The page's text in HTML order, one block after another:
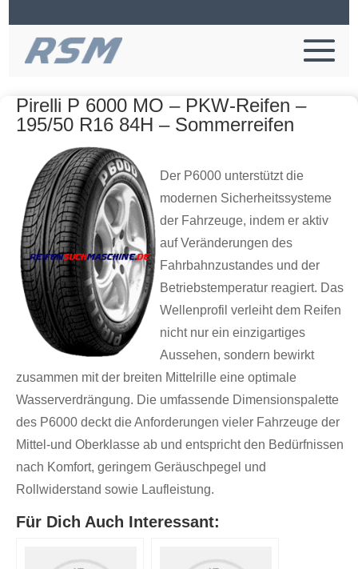
Pirelli P 6000 MO – PKW-Reifen –
195/50 R16 84H – Sommerreifen
Der P6000 unterstützt die
modernen Sicherheitssysteme
der Fahrzeuge, indem er aktiv
auf Veränderungen des
Fahrbahnzustandes und der
Betriebstemperatur reagiert. Das
Wellenprofil verleiht dem Reifen
nicht nur ein einzigartiges
Aussehen, sondern bewirkt
zusammen mit der breiten Mittelrille eine optimale
Wasserverdrängung. Die umfassende Dimensionspalette
des P6000 deckt die Anforderungen vieler Fahrzeuge der
Mittel-und Oberklasse ab und entspricht den Bedürfnissen
nach Komfort, geringem Geräuschpegel und
Rollwiderstand sowie Laufleistung.
Für Dich Auch Interessant: